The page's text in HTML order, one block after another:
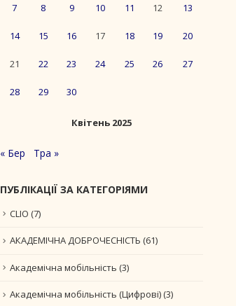
Квітень 2025
7 8 9 10 11 12 13
14 15 16 17 18 19 20
21 22 23 24 25 26 27
28 29 30
« Бер Тра »
ПУБЛІКАЦІЇ ЗА КАТЕГОРІЯМИ
CLIO (7)
АКАДЕМІЧНА ДОБРОЧЕСНІСТЬ (61)
Академічна мобільність (3)
Академічна мобільність (Цифрові)(3)